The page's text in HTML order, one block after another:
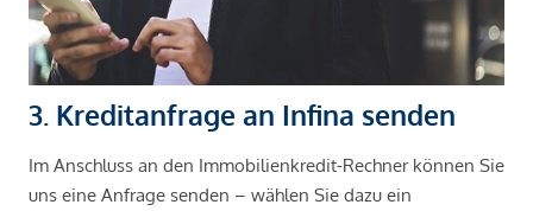
3. Kreditanfrage an Infina senden
Im Anschluss an den Immobilienkredit-Rechner können Sie
uns eine Anfrage senden – wählen Sie dazu ein